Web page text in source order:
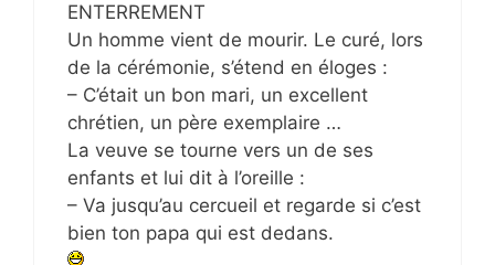
ENTERREMENT
Un homme vient de mourir. Le curé, lors
de la cérémonie, s’étend en éloges :
– C’était un bon mari, un excellent
chrétien, un père exemplaire …
La veuve se tourne vers un de ses
enfants et lui dit à l’oreille :
– Va jusqu’au cercueil et regarde si c’est
bien ton papa qui est dedans.